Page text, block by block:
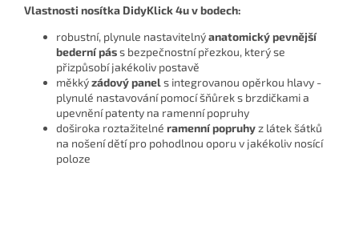
Vlastnosti nosítka DidyKlick 4u v bodech:
robustní, plynule nastavitelnýanatomický pevnější
bederní páss bezpečnostní přezkou, který se
přizpůsobí jakékoliv postavě
měkkýzádový panels integrovanou opěrkou hlavy -
plynulé nastavování pomocí šňůrek s brzdičkami a
upevnění patenty na ramenní popruhy
doširoka roztažitelné ramenní popruhyz látek šátků
na nošení dětí pro pohodlnou oporu v jakékoliv nosící
poloze